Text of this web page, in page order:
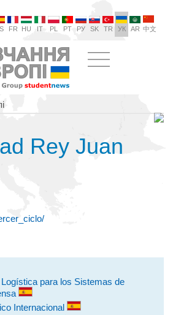
FR HU IT PL PT РУ SK TR УК AR 中文
Rey Juan
para los Sistemas de
Internacional